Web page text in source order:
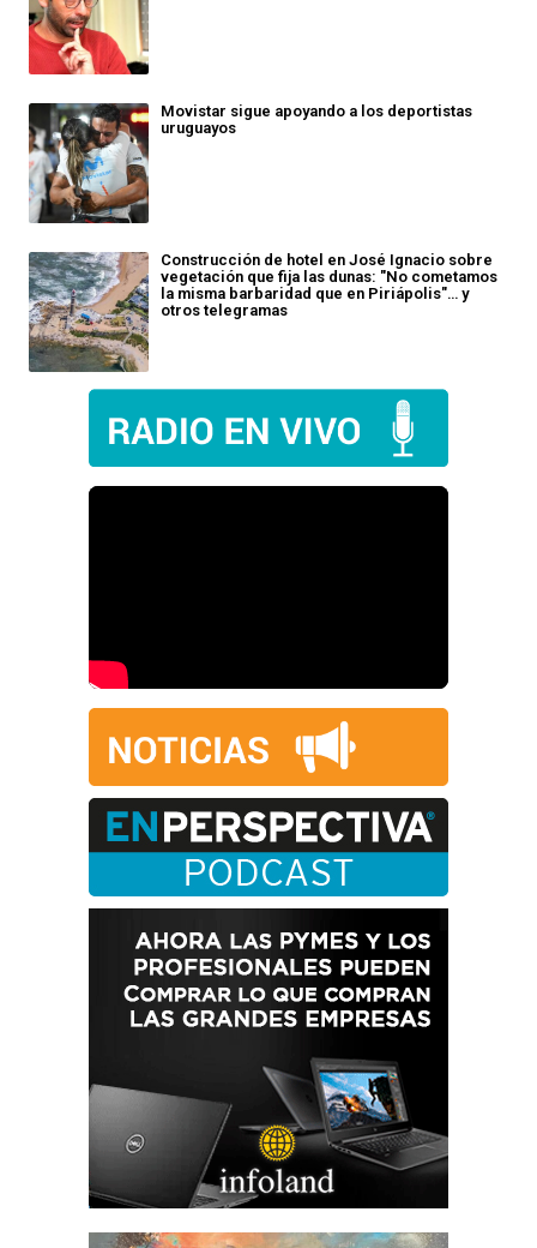
Movistar sigue apoyando a los deportistas
uruguayos
Construcción de hotel en José Ignacio sobre
vegetación que fija las dunas: "No cometamos
la misma barbaridad que en Piriápolis"… y
otros telegramas